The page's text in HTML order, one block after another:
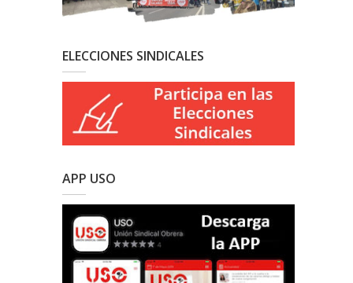
ELECCIONES SINDICALES
APP USO